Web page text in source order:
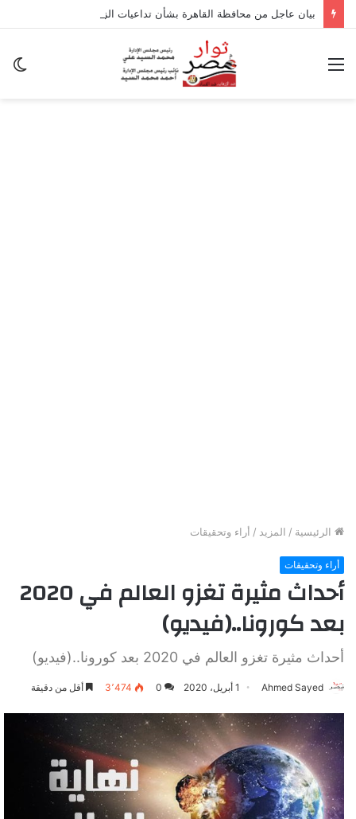
بيان عاجل من محافظة القاهرة بشأن تداعيات الزلزال
القائمة
الرئيسية / المزيد / أراء وتحقيقات
أراء وتحقيقات
أحداث مثيرة تغزو العالم في 2020
بعد كورونا..(فيديو)
أحداث مثيرة تغزو العالم في 2020 بعد كورونا..(فيديو)
Ahmed Sayed 1 أبريل، 2020 0 3٬474 أقل من دقيقة